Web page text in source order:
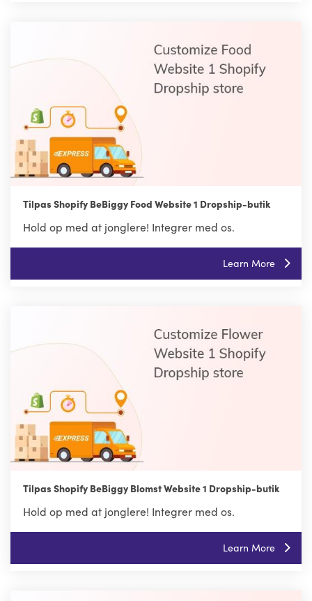
Tilpas Shopify BeBiggy Food Website 1 Dropship-butik
Hold op med at jonglere! Integrer med os.
Learn More
Tilpas Shopify BeBiggy Blomst Website 1 Dropship-butik
Hold op med at jonglere! Integrer med os.
Learn More